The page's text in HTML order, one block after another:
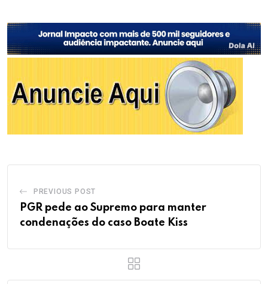
PREVIOUS POST
PGR pede ao Supremo para manter
condenações do caso Boate Kiss